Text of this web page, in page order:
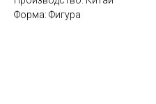
Форма: Фигура